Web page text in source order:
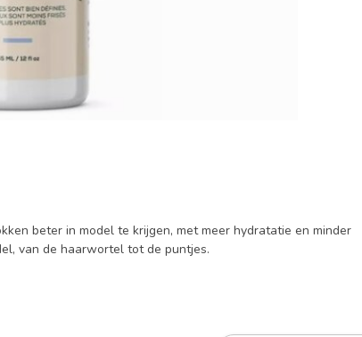
beter in model te krijgen, met meer hydratatie en minder
van de haarwortel tot de puntjes.